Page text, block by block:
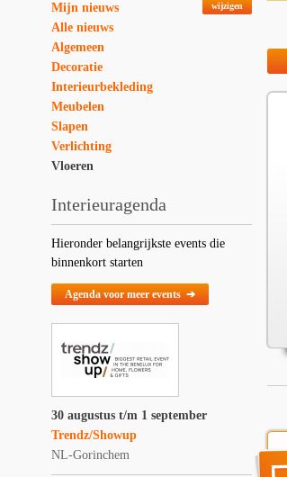
wijzigen
Mijn nieuws
Alle nieuws
Algemeen
Decoratie
Interieurbekleding
Meubelen
Slapen
Verlichting
Vloeren
Interieuragenda
Hieronder belangrijkste events die
binnenkort starten
Agenda voor meer events ➔
30 augustus t/m 1 september
Trendz/Showup
NL-Gorinchem